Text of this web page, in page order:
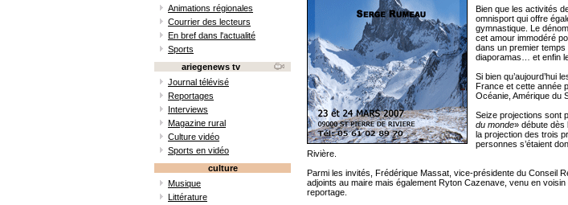
Animations régionales
Courrier des lecteurs
En bref dans l'actualité
Sports
ariegenews tv
Journal télévisé
Reportages
Interviews
Magazine rural
Culture vidéo
Sports en vidéo
culture
Musique
Littérature
Bien que les activités
omnisport qui offre
gymnastique. Le
cet amour immodéré
dans un premier
diaporamas… et enfin
Si bien qu’aujourd’hui
France et cette année
Océanie, Amérique du
Seize projections sont
du monde» débute dès
la projection des trois
personnes s’étaient
Rivière.
Parmi les invités, Frédérique Massat, vice-présidente du Conseil
adjoints au maire mais également Ryton Cazenave, venu en
reportage.